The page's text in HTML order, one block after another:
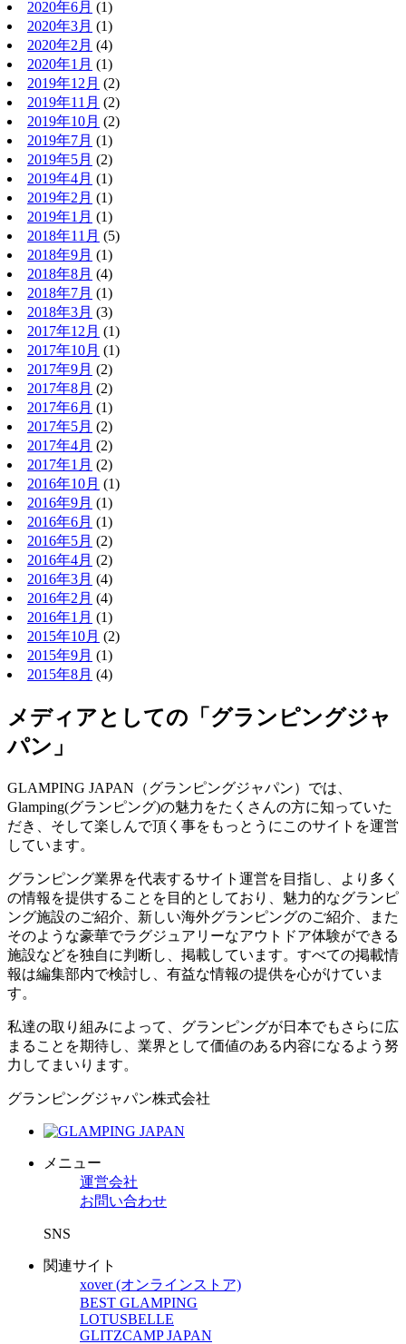
2020年6月 (1)
2020年3月 (1)
2020年2月 (4)
2020年1月 (1)
2019年12月 (2)
2019年11月 (2)
2019年10月 (2)
2019年7月 (1)
2019年5月 (2)
2019年4月 (1)
2019年2月 (1)
2019年1月 (1)
2018年11月 (5)
2018年9月 (1)
2018年8月 (4)
2018年7月 (1)
2018年3月 (3)
2017年12月 (1)
2017年10月 (1)
2017年9月 (2)
2017年8月 (2)
2017年6月 (1)
2017年5月 (2)
2017年4月 (2)
2017年1月 (2)
2016年10月 (1)
2016年9月 (1)
2016年6月 (1)
2016年5月 (2)
2016年4月 (2)
2016年3月 (4)
2016年2月 (4)
2016年1月 (1)
2015年10月 (2)
2015年9月 (1)
2015年8月 (4)
メディアとしての「グランピングジャ
パン」
GLAMPING JAPAN（グランピングジャパン）では、
Glamping(グランピング)の魅力をたくさんの方に知っていた
だき、そして楽しんで頂く事をもっとうにこのサイトを運営
しています。
グランピング業界を代表するサイト運営を目指し、より多く
の情報を提供することを目的としており、魅力的なグランピ
ング施設のご紹介、新しい海外グランピングのご紹介、また
そのような豪華でラグジュアリーなアウトドア体験ができる
施設などを独自に判断し、掲載しています。すべての掲載情
報は編集部内で検討し、有益な情報の提供を心がけていま
す。
私達の取り組みによって、グランピングが日本でもさらに広
まることを期待し、業界として価値のある内容になるよう努
力してまいります。
グランピングジャパン株式会社
メニュー
運営会社
お問い合わせ
SNS
関連サイト
xover (オンラインストア)
BEST GLAMPING
LOTUSBELLE
GLITZCAMP JAPAN